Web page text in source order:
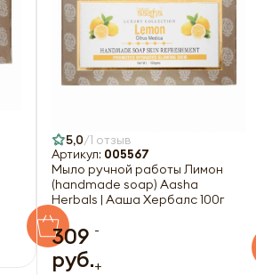
5,0 1 отзыв
Артикул: 005567
Мыло ручной работы Лимон
(handmade soap) Aasha
Herbals | Ааша Хербалс 100г
309
руб.
-
+